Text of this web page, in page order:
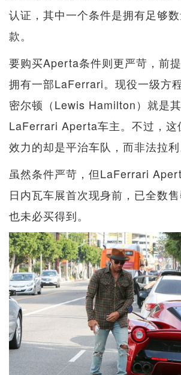
认证，其中一个条件是拥有足够
款。
要购买Aperta条件则更严苛，前
拥有一部LaFerrari。现役一级方
密尔顿（Lewis Hamilton）就是
LaFerrari Aperta车主。不过，这
效力的却是平治车队，而非法拉利
虽然条件严苛，但LaFerrari
日内瓦车展首次现身前，已全数
也未必买得到。